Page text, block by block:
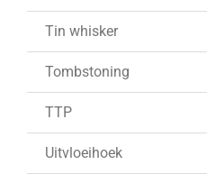
Tin whisker
Tombstoning
TTP
Uitvloeihoek